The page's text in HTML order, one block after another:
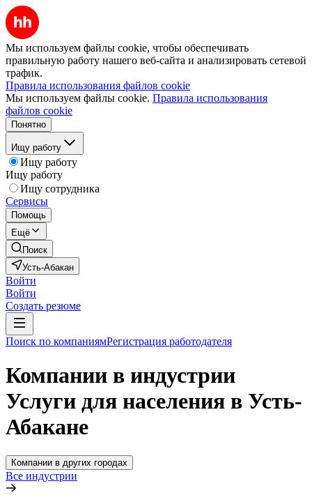
Мы используем файлы cookie, чтобы обеспечивать
правильную работу нашего веб-сайта и анализировать сетевой
трафик.
Правила использования файлов cookie
Мы используем файлы cookie. Правила использования
файлов cookie
Понятно
Ищу работу
Ищу работу
Ищу работу
Ищу сотрудника
Сервисы
Помощь
Ещё
Поиск
Усть-Абакан
Войти
Войти
Создать резюме
Поиск по компаниямРегистрация работодателя
Компании в индустрии
Услуги для населения в Усть-
Абакане
Компании в других городах
Все индустрии